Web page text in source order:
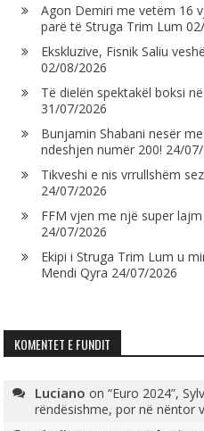
Agon Demiri me vetëm 16
parë të Struga Trim Lum
Ekskluzive, Fisnik Saliu
02/08/2026
Të dielën spektakël boksi
31/07/2026
Bunjamin Shabani nesër
ndeshjen numër 200! 24/
Tikveshi e nis vrrullshëm
24/07/2026
FFM vjen me një super
24/07/2026
Ekipi i Struga Trim Lum u
Mendi Qyra 24/07/2026
KOMENTET E FUNDIT
Luciano on“Euro 2024”,
rëndësishme, por në nëntor